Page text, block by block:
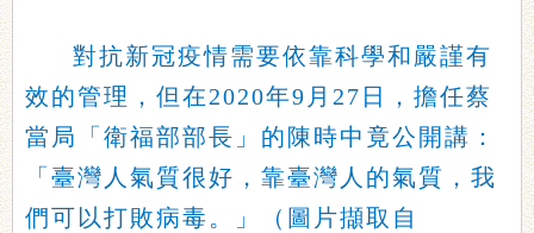
對抗新冠疫情需要依靠科學和嚴謹有
效的管理，但在2020年9月27日，擔任蔡
當局「衛福部部長」的陳時中竟公開講：
「臺灣人氣質很好，靠臺灣人的氣質，我
們可以打敗病毒。」（圖片擷取自